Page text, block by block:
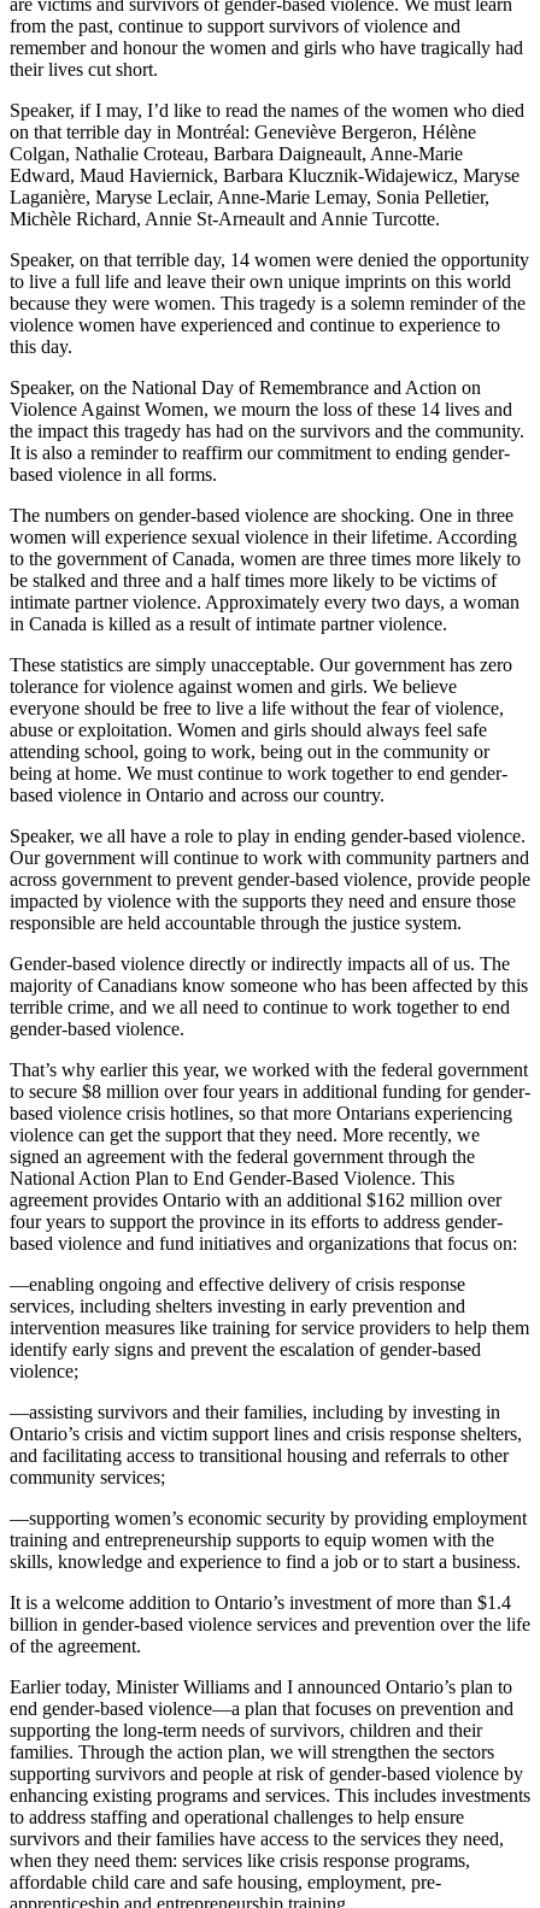
are victims and survivors of gender-based violence. We must learn
from the past, continue to support survivors of violence and
remember and honour the women and girls who have tragically had
their lives cut short.
Speaker, if I may, I’d like to read the names of the women who died
on that terrible day in Montréal: Geneviève Bergeron, Hélène
Colgan, Nathalie Croteau, Barbara Daigneault, Anne-Marie
Edward, Maud Haviernick, Barbara Klucznik-Widajewicz, Maryse
Laganière, Maryse Leclair, Anne-Marie Lemay, Sonia Pelletier,
Michèle Richard, Annie St-Arneault and Annie Turcotte.
Speaker, on that terrible day, 14 women were denied the opportunity
to live a full life and leave their own unique imprints on this world
because they were women. This tragedy is a solemn reminder of the
violence women have experienced and continue to experience to
this day.
Speaker, on the National Day of Remembrance and Action on
Violence Against Women, we mourn the loss of these 14 lives and
the impact this tragedy has had on the survivors and the community.
It is also a reminder to reaffirm our commitment to ending gender-
based violence in all forms.
The numbers on gender-based violence are shocking. One in three
women will experience sexual violence in their lifetime. According
to the government of Canada, women are three times more likely to
be stalked and three and a half times more likely to be victims of
intimate partner violence. Approximately every two days, a woman
in Canada is killed as a result of intimate partner violence.
These statistics are simply unacceptable. Our government has zero
tolerance for violence against women and girls. We believe
everyone should be free to live a life without the fear of violence,
abuse or exploitation. Women and girls should always feel safe
attending school, going to work, being out in the community or
being at home. We must continue to work together to end gender-
based violence in Ontario and across our country.
Speaker, we all have a role to play in ending gender-based violence.
Our government will continue to work with community partners and
across government to prevent gender-based violence, provide people
impacted by violence with the supports they need and ensure those
responsible are held accountable through the justice system.
Gender-based violence directly or indirectly impacts all of us. The
majority of Canadians know someone who has been affected by this
terrible crime, and we all need to continue to work together to end
gender-based violence.
That’s why earlier this year, we worked with the federal government
to secure $8 million over four years in additional funding for gender-
based violence crisis hotlines, so that more Ontarians experiencing
violence can get the support that they need. More recently, we
signed an agreement with the federal government through the
National Action Plan to End Gender-Based Violence. This
agreement provides Ontario with an additional $162 million over
four years to support the province in its efforts to address gender-
based violence and fund initiatives and organizations that focus on:
—enabling ongoing and effective delivery of crisis response
services, including shelters investing in early prevention and
intervention measures like training for service providers to help them
identify early signs and prevent the escalation of gender-based
violence;
—assisting survivors and their families, including by investing in
Ontario’s crisis and victim support lines and crisis response shelters,
and facilitating access to transitional housing and referrals to other
community services;
—supporting women’s economic security by providing employment
training and entrepreneurship supports to equip women with the
skills, knowledge and experience to find a job or to start a business.
It is a welcome addition to Ontario’s investment of more than $1.4
billion in gender-based violence services and prevention over the life
of the agreement.
Earlier today, Minister Williams and I announced Ontario’s plan to
end gender-based violence—a plan that focuses on prevention and
supporting the long-term needs of survivors, children and their
families. Through the action plan, we will strengthen the sectors
supporting survivors and people at risk of gender-based violence by
enhancing existing programs and services. This includes investments
to address staffing and operational challenges to help ensure
survivors and their families have access to the services they need,
when they need them: services like crisis response programs,
affordable child care and safe housing, employment, pre-
apprenticeship and entrepreneurship training.